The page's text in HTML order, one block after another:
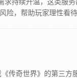
险，帮助玩家理性看
传奇世界》的第三